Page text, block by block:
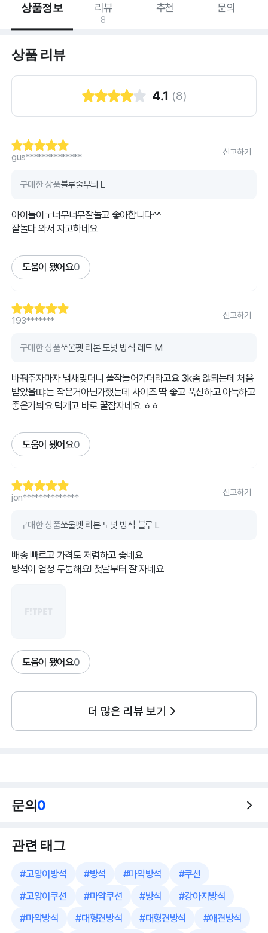
상품정보 리뷰
8
추천 문의
상품 리뷰
4.1 (8)
gus**************
신고하기
구매한 상품블루줄무늬 L
아이들이ㅜ너무너무잘놀고 좋아합니다^^
잘놀다 와서 자고하네요
도움이 됐어요0
193*******
신고하기
구매한 상품쏘울펫 리본 도넛 방석 레드 M
바꿔주자마자 냄새맞더니 폴작들어가더라고요 3k좀 않되는데 처음
받았을땨는 작은거아닌가했는데 사이즈 딱 좋고 푹신하고 아늑하고
좋은가봐요 턱개고 바로 꿀잠자네요 ㅎㅎ
도움이 됐어요0
jon**************
신고하기
구매한 상품쏘울펫 리본 도넛 방석 블루 L
배송 빠르고 가격도 저렴하고 좋네요
방석이 엄청 두툼해요! 첫날부터 잘 자네요
도움이 됐어요0
더 많은 리뷰 보기
문의0
관련 태그
#고양이방석 #방석 #마약방석 #쿠션
#고양이쿠션 #마약쿠션 #방석 #강아지방석
#마약방석 #대형견방석 #대형견방석 #애견방석